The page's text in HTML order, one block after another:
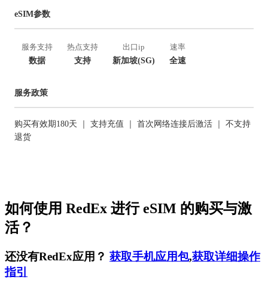
eSIM参数
服务支持
数据
热点支持
支持
出口ip
新加坡(SG)
速率
全速
服务政策
购买有效期180天 ｜ 支持充值 ｜ 首次网络连接后激活 ｜ 不支持
退货
如何使用 RedEx 进行 eSIM 的购买与激
活？
还没有RedEx应用？ 获取手机应用包,获取详细操作
指引